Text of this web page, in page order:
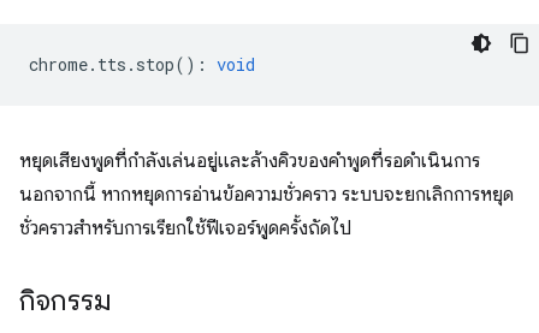
chrome. tts . stop() : void
หยุดเสียงพูดที่กำลังเล่นอยู่และล้างคิวของคำพูดที่รอดำเนินการ
นอกจากนี้ หากหยุดการอ่านข้อความชั่วคราว ระบบจะยกเลิกการหยุด
ชั่วคราวสำหรับการเรียกใช้ฟีเจอร์พูดครั้งถัดไป
กิจกรรม